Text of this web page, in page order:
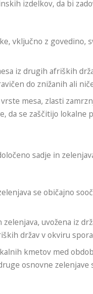
izdelkov, da bi
vključno z govedino,
iz drugih afriških
do znižanih ali
mesa, zlasti
da se zaščitijo lokalne
sadje in
se običajno
zelenjava, uvožena iz
držav v okviru
kmetov med
osnovne zelenjave